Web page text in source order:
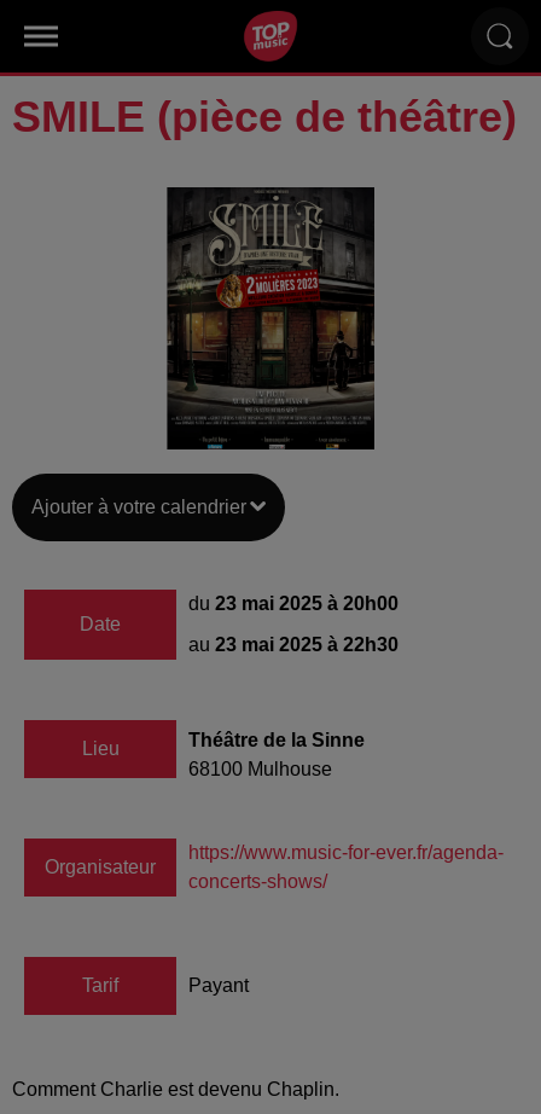
SMILE (pièce de théâtre)
Ajouter à votre calendrier
Date
du 23 mai 2025 à 20h00
au 23 mai 2025 à 22h30
Lieu
Théâtre de la Sinne
68100 Mulhouse
Organisateur
https://www.music-for-ever.fr/agenda-
concerts-shows/
Tarif Payant
Comment Charlie est devenu Chaplin.